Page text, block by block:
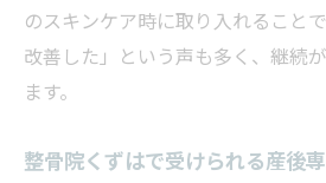
のスキンケア時に取り入れること
改善した」という声も多く、継続
ます。
整骨院くずはで受けられる産後